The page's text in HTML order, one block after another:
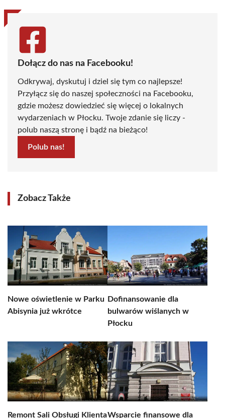
Dołącz do nas na Facebooku!
Odkrywaj, dyskutuj i dziel się tym co najlepsze!
Przyłącz się do naszej społeczności na Facebooku,
gdzie możesz dowiedzieć się więcej o lokalnych
wydarzeniach w Płocku. Twoje zdanie się liczy -
polub naszą stronę i bądź na bieżąco!
Polub nas!
Zobacz Także
Nowe oświetlenie w Parku
Abisynia już wkrótce
Dofinansowanie dla
bulwarów wiślanych w
Płocku
Remont Sali Obsługi KlientaWsparcie finansowe dla